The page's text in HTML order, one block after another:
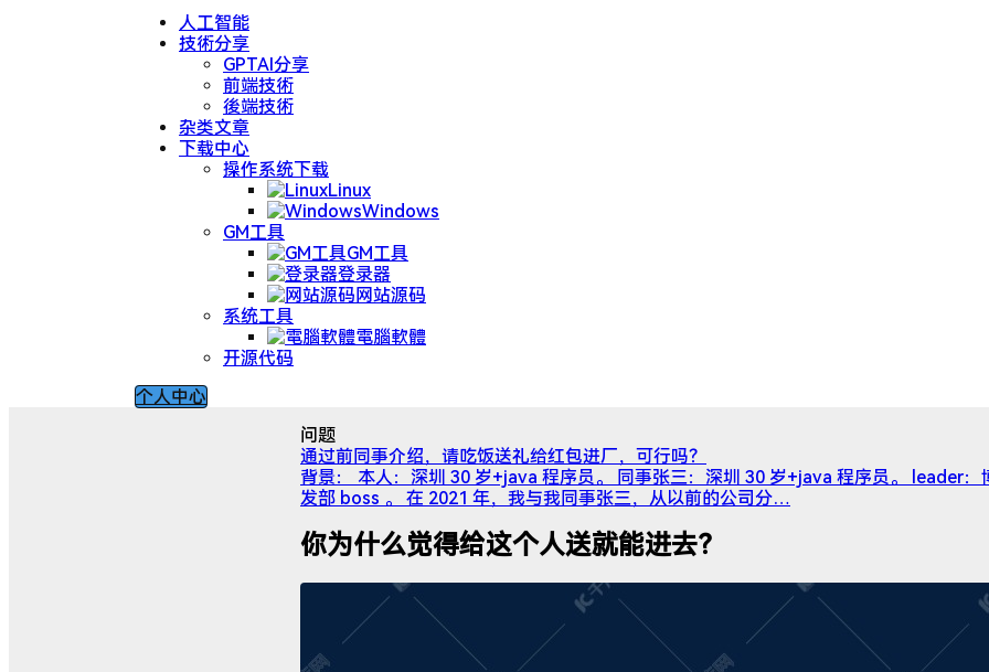
人工智能
技術分享
GPTAI分享
前端技術
後端技術
杂类文章
下载中心
操作系统下载
Linux
Windows
GM工具
GM工具
登录器
网站源码
系统工具
電腦軟體
开源代码
个人中心
问题
通过前同事介绍，请吃饭送礼给红包进厂，可行吗？
背景： 本人：深圳 30 岁+java 程序员。 同事张三：深圳 30 岁+java 程序员。 leader：
发部 boss 。 在 2021 年，我与我同事张三，从以前的公司分…
你为什么觉得给这个人送就能进去？